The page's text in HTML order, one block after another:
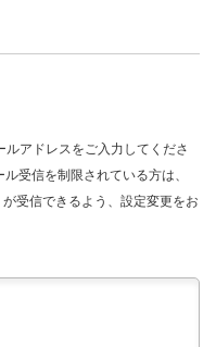
アドレスをご入力してくださ
受信を制限されている方は、
受信できるよう、設定変更をお